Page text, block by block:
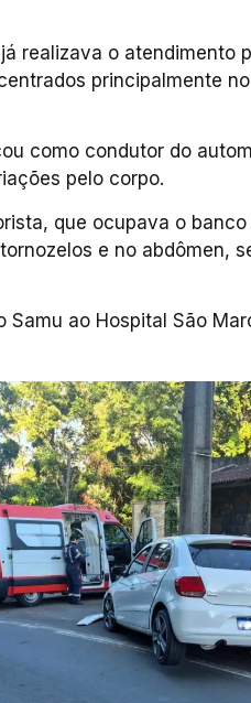
realizava o atendimento
principalmente
como condutor do
pelo corpo.
que ocupava o
e no abdômen,
ao Hospital São